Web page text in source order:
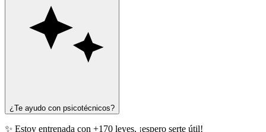
¿Te ayudo con psicotécnicos?
✨ Estoy entrenada con +170 leyes, ¡espero serte útil!